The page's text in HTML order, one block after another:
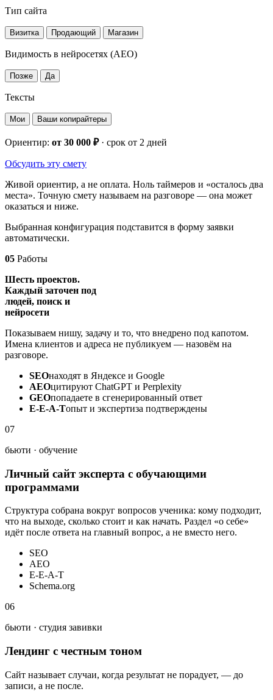
Тип сайта
Визитка Продающий Магазин
Видимость в нейросетях (AEO)
Позже Да
Тексты
Мои Ваши копирайтеры
Ориентир: от 30 000 ₽· срок от 2 дней
Обсудить эту смету
Живой ориентир, а не оплата. Ноль таймеров и «осталось два
места». Точную смету называем на разговоре — она может
оказаться и ниже.
Выбранная конфигурация подставится в форму заявки
автоматически.
05 Работы
Шесть проектов.
Каждый заточен под
людей, поиск и
нейросети
Показываем нишу, задачу и то, что внедрено под капотом.
Имена клиентов и адреса не публикуем — назовём на
разговоре.
SEOнаходят в Яндексе и Google
AEOцитируют ChatGPT и Perplexity
GEOпопадаете в сгенерированный ответ
E-E-A-Tопыт и экспертиза подтверждены
07
бьюти · обучение
Личный сайт эксперта с обучающими
программами
Структура собрана вокруг вопросов ученика: кому подходит,
что на выходе, сколько стоит и как начать. Раздел «о себе»
идёт после ответа на главный вопрос, а не вместо него.
SEO
AEO
E-E-A-T
Schema.org
06
бьюти · студия завивки
Лендинг с честным тоном
Сайт называет случаи, когда результат не порадует, — до
записи, а не после.